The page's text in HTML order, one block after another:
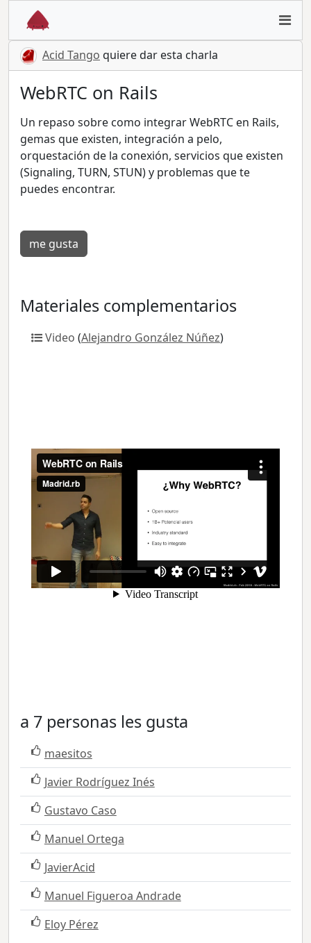
Acid Tango quiere dar esta charla
WebRTC on Rails
Un repaso sobre como integrar WebRTC en Rails,
gemas que existen, integración a pelo,
orquestación de la conexión, servicios que existen
(Signaling, TURN, STUN) y problemas que te
puedes encontrar.
me gusta
Materiales complementarios
Video (Alejandro González Núñez)
a 7 personas les gusta
maesitos
Javier Rodríguez Inés
Gustavo Caso
Manuel Ortega
JavierAcid
Manuel Figueroa Andrade
Eloy Pérez